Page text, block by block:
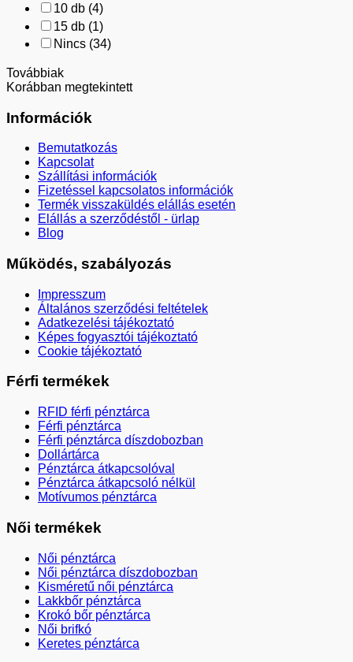
10 db (4)
15 db (1)
Nincs (34)
Továbbiak
Korábban megtekintett
Információk
Bemutatkozás
Kapcsolat
Szállítási információk
Fizetéssel kapcsolatos információk
Termék visszaküldés elállás esetén
Elállás a szerződéstől - ürlap
Blog
Működés, szabályozás
Impresszum
Általános szerződési feltételek
Adatkezelési tájékoztató
Képes fogyasztói tájékoztató
Cookie tájékoztató
Férfi termékek
RFID férfi pénztárca
Férfi pénztárca
Férfi pénztárca díszdobozban
Dollártárca
Pénztárca átkapcsolóval
Pénztárca átkapcsoló nélkül
Motívumos pénztárca
Női termékek
Női pénztárca
Női pénztárca díszdobozban
Kisméretű női pénztárca
Lakkbőr pénztárca
Krokó bőr pénztárca
Női brifkó
Keretes pénztárca